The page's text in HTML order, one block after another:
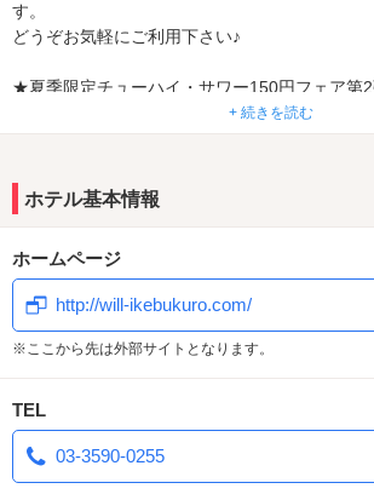
す。
どうぞお気軽にご利用下さい♪
★夏季限定チューハイ・サワー150円フェア第
数量限定の新商品や夏らしい爽やかなフレーバ
お得な価格で是非ご堪能下さい♪
★夏季限定レンタルシャンプー★
夏季の期間限定で『Diane EXTRA FRESH＆
メントをレンタル開始！
★夏季限定レンタルコスプレ★
是非お楽しみ下さい☆彡
★夏季限定レンタルBodyソープ＆入浴剤★
+ 続きを読む
ホテル基本情報
ホームページ
http://will-ikebukuro.com/
※ここから先は外部サイトとなります。
TEL
03-3590-0255